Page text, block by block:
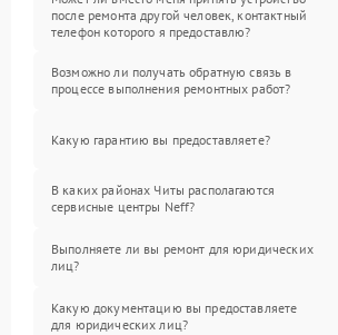
после ремонта другой человек, контактный
телефон которого я предоставлю?
Возможно ли получать обратную связь в
процессе выполнения ремонтных работ?
Какую гарантию вы предоставляете?
В каких районах Читы располагаются
сервисные центры Neff?
Выполняете ли вы ремонт для юридических
лиц?
Какую документацию вы предоставляете
для юридических лиц?